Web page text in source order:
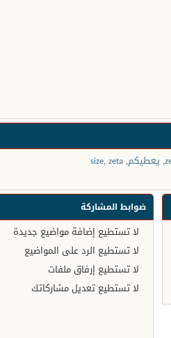
, يعطيكم,
size,zeta
ضوابط المشاركة
لا تستطيع إضافة مواضيع جديدة
لا تستطيع الرد على المواضيع
لا تستطيع إرفاق ملفات
لا تستطيع تعديل مشاركاتك